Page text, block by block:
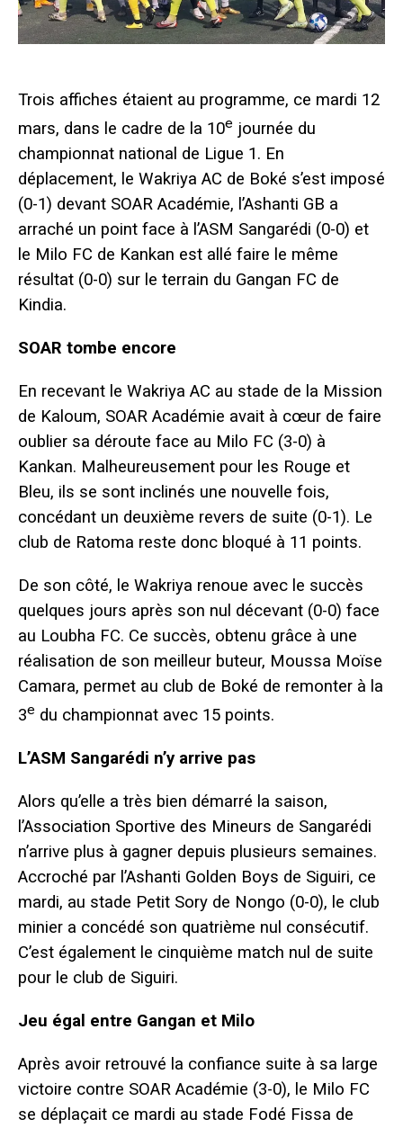
Trois affiches étaient au programme, ce mardi 12
mars, dans le cadre de la 10e journée du
championnat national de Ligue 1. En
déplacement, le Wakriya AC de Boké s’est imposé
(0-1) devant SOAR Académie, l’Ashanti GB a
arraché un point face à l’ASM Sangarédi (0-0) et
le Milo FC de Kankan est allé faire le même
résultat (0-0) sur le terrain du Gangan FC de
Kindia.
SOAR tombe encore
En recevant le Wakriya AC au stade de la Mission
de Kaloum, SOAR Académie avait à cœur de faire
oublier sa déroute face au Milo FC (3-0) à
Kankan. Malheureusement pour les Rouge et
Bleu, ils se sont inclinés une nouvelle fois,
concédant un deuxième revers de suite (0-1). Le
club de Ratoma reste donc bloqué à 11 points.
De son côté, le Wakriya renoue avec le succès
quelques jours après son nul décevant (0-0) face
au Loubha FC. Ce succès, obtenu grâce à une
réalisation de son meilleur buteur, Moussa Moïse
Camara, permet au club de Boké de remonter à la
3e du championnat avec 15 points.
L’ASM Sangarédi n’y arrive pas
Alors qu’elle a très bien démarré la saison,
l’Association Sportive des Mineurs de Sangarédi
n’arrive plus à gagner depuis plusieurs semaines.
Accroché par l’Ashanti Golden Boys de Siguiri, ce
mardi, au stade Petit Sory de Nongo (0-0), le club
minier a concédé son quatrième nul consécutif.
C’est également le cinquième match nul de suite
pour le club de Siguiri.
Jeu égal entre Gangan et Milo
Après avoir retrouvé la confiance suite à sa large
victoire contre SOAR Académie (3-0), le Milo FC
se déplaçait ce mardi au stade Fodé Fissa de